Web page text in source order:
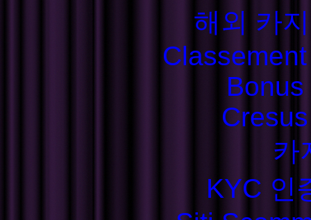
해외 카
카
KYC 인